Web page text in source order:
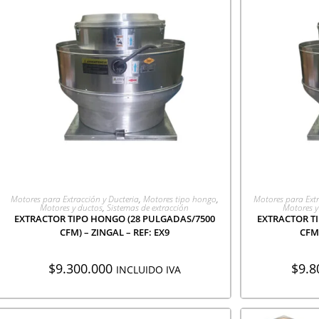
AGREGAR A COTIZACIÓN
Motores para Extracción y Ducteria, Motores tipo hongo,
Motores y ductos, Sistemas de extracción
EXTRACTOR TIPO HONGO (28 PULGADAS/7500
CFM) – ZINGAL – REF: EX9
$9.300.000 INCLUIDO IVA
Motores para
Motores
EXTRACTOR
$